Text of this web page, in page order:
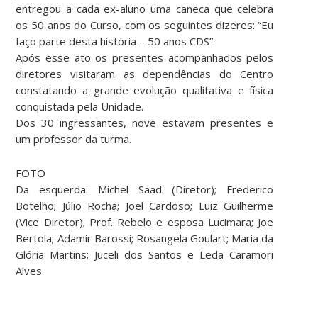
entregou a cada ex-aluno uma caneca que celebra
os 50 anos do Curso, com os seguintes dizeres: “Eu
faço parte desta história – 50 anos CDS”.
Após esse ato os presentes acompanhados pelos
diretores visitaram as dependências do Centro
constatando a grande evolução qualitativa e física
conquistada pela Unidade.
Dos 30 ingressantes, nove estavam presentes e
um professor da turma.
FOTO
Da esquerda: Michel Saad (Diretor); Frederico
Botelho; Júlio Rocha; Joel Cardoso; Luiz Guilherme
(Vice Diretor); Prof. Rebelo e esposa Lucimara; Joe
Bertola; Adamir Barossi; Rosangela Goulart; Maria da
Glória Martins; Juceli dos Santos e Leda Caramori
Alves.